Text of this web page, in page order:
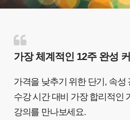
가장 체계적인 12주 완성
가격을 낮추기 위한 단기, 속성
수강 시간 대비 가장 합리적인
강의를 만나보세요.